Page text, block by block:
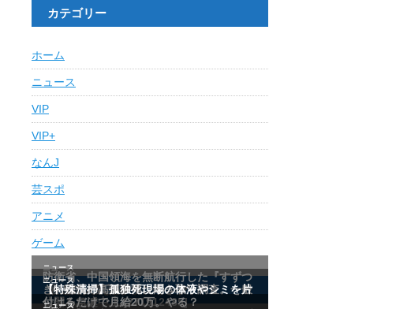
カテゴリー
ホーム
ニュース
VIP
VIP+
なんJ
芸スポ
アニメ
ゲーム
最近の人気記事ランキング